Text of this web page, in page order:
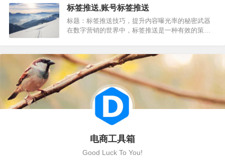
的详细介绍： 一、什么是抖音验号？ 抖音验号是指
通过一系列验证步骤来确认抖音账户的真实性和安
全性。这个过程通常包括手机验证、身份验证等多
种方式，旨在防止恶意注册和…
标签推送,账号标签推送
标题：标签推送技巧，提升内容曝光率的秘密武器
在数字营销的世界中，标签推送是一种有效的策
你的内容获得更多曝光。 标签推送是一种将相关标
签添加到文章中，以帮助搜索引擎更好地理解和分
类内容的方法。以下是标签推…
电商工具箱
Good Luck To You!